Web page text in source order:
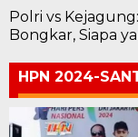
Polri vs
Bongkar, Siapa
HPN 2024-